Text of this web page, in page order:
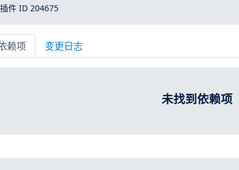
件 ID 204675
赖项 变更日志
未找到依赖项